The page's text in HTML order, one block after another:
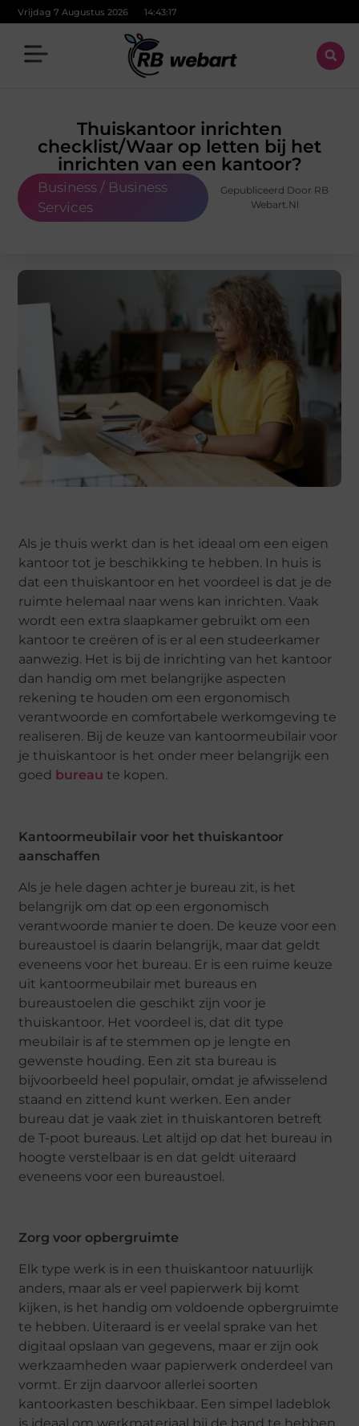
Vrijdag 7 Augustus 2026 14:43:18
Thuiskantoor inrichten
checklist/Waar op letten bij het
inrichten van een kantoor?
Business / Business
Services
Gepubliceerd Door RB
Webart.nl
Als je thuis werkt dan is het ideaal om een eigen
kantoor tot je beschikking te hebben. In huis is
dat een thuiskantoor en het voordeel is dat je de
ruimte helemaal naar wens kan inrichten. Vaak
wordt een extra slaapkamer gebruikt om een
kantoor te creëren of is er al een studeerkamer
aanwezig. Het is bij de inrichting van het kantoor
dan handig om met belangrijke aspecten
rekening te houden om een ergonomisch
verantwoorde en comfortabele werkomgeving te
realiseren. Bij de keuze van kantoormeubilair voor
je thuiskantoor is het onder meer belangrijk een
goed bureau te kopen.
Kantoormeubilair voor het thuiskantoor
aanschaffen
Als je hele dagen achter je bureau zit, is het
belangrijk om dat op een ergonomisch
verantwoorde manier te doen. De keuze voor een
bureaustoel is daarin belangrijk, maar dat geldt
eveneens voor het bureau. Er is een ruime keuze
uit kantoormeubilair met bureaus en
bureaustoelen die geschikt zijn voor je
thuiskantoor. Het voordeel is, dat dit type
meubilair is af te stemmen op je lengte en
gewenste houding. Een zit sta bureau is
bijvoorbeeld heel populair, omdat je afwisselend
staand en zittend kunt werken. Een ander
bureau dat je vaak ziet in thuiskantoren betreft
de T-poot bureaus. Let altijd op dat het bureau in
hoogte verstelbaar is en dat geldt uiteraard
eveneens voor een bureaustoel.
Zorg voor opbergruimte
Elk type werk is in een thuiskantoor natuurlijk
anders, maar als er veel papierwerk bij komt
kijken, is het handig om voldoende opbergruimte
te hebben. Uiteraard is er veelal sprake van het
digitaal opslaan van gegevens, maar er zijn ook
werkzaamheden waar papierwerk onderdeel van
vormt. Er zijn daarvoor allerlei soorten
kantoorkasten beschikbaar. Een simpel ladeblok